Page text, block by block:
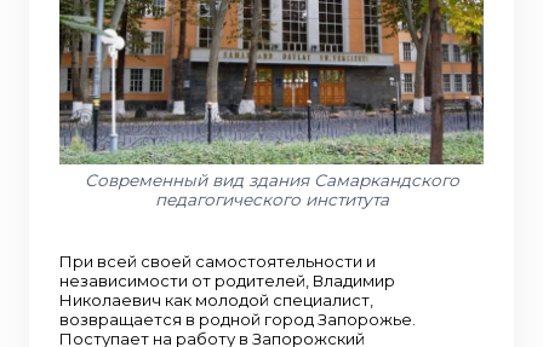
Современный вид здания Самаркандского
педагогического института
При всей своей самостоятельности и
независимости от родителей, Владимир
Николаевич как молодой специалист,
возвращается в родной город Запорожье.
Поступает на работу в Запорожский